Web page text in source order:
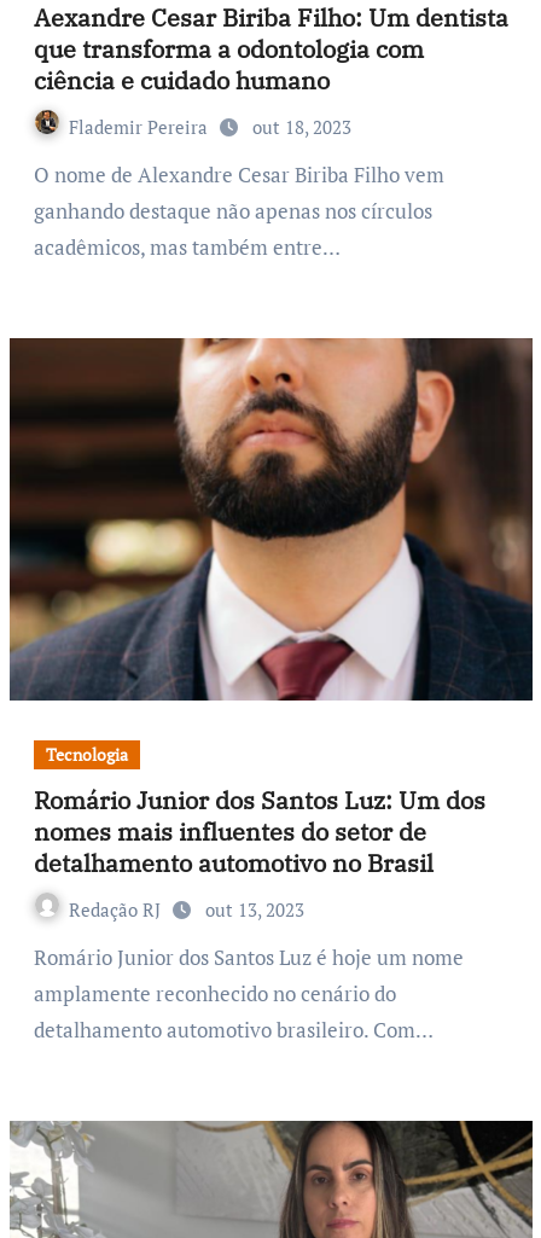
Aexandre Cesar Biriba Filho: Um dentista
que transforma a odontologia com
ciência e cuidado humano
Flademir Pereira out 18, 2023
O nome de Alexandre Cesar Biriba Filho vem
ganhando destaque não apenas nos círculos
acadêmicos, mas também entre…
Tecnologia
Romário Junior dos Santos Luz: Um dos
nomes mais influentes do setor de
detalhamento automotivo no Brasil
Redação RJ out 13, 2023
Romário Junior dos Santos Luz é hoje um nome
amplamente reconhecido no cenário do
detalhamento automotivo brasileiro. Com…